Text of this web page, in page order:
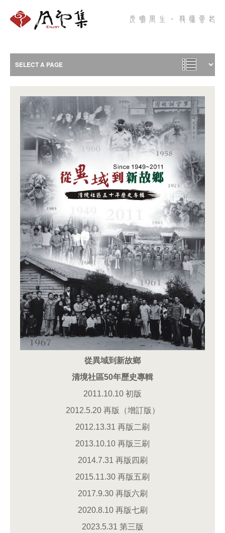
從異域到新故鄉
清境社區50年歷史專輯
2011.10.10 初版
2012.5.20 再版（增訂版）
2012.13.31 再版二刷
2013.10.10 再版三刷
2014.7.31 再版四刷
2015.11.30 再版五刷
2017.9.30 再版六刷
2020.8.10 再版七刷
2023.5.31 第三版